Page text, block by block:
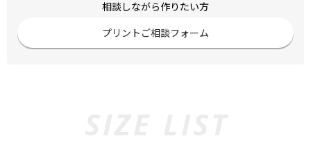
相談しながら作りたい方
プリントご相談フォーム